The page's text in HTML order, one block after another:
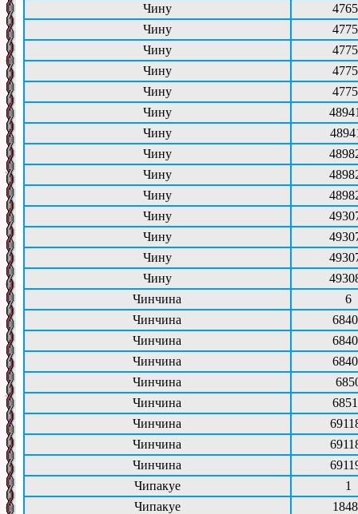
Чину
Чину
Чину
Чину
Чину
Чину
Чину
Чину
Чину
Чину
Чину
Чину
Чину
Чину
Чинчина
6
Чинчина
Чинчина
Чинчина
Чинчина
Чинчина
Чинчина
Чинчина
Чинчина
Чипакуе
1
Чипакуе